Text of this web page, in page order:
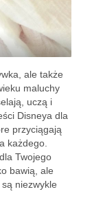
ale także
maluchy
uczą i
Disneya dla
przyciągają
każdego.
Twojego
bawią, ale
niezwykle